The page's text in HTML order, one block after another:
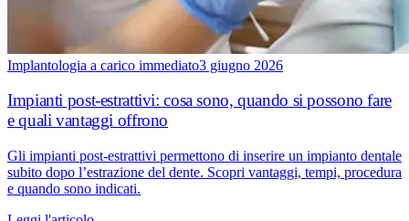
Implantologia a carico immediato3 giugno 2026
Impianti post-estrattivi: cosa sono, quando si possono fare
e quali vantaggi offrono
Gli impianti post-estrattivi permettono di inserire un impianto dentale
subito dopo l’estrazione del dente. Scopri vantaggi, tempi, procedura
e quando sono indicati.